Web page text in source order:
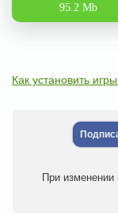
95.2 Mb
Как установить
При изменении